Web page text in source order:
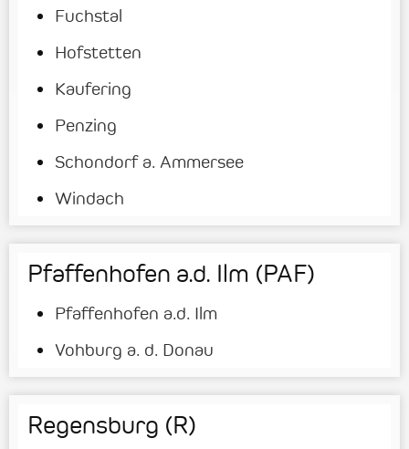
Fuchstal
Hofstetten
Kaufering
Penzing
Schondorf a. Ammersee
Windach
Pfaffenhofen a.d. Ilm (PAF)
Pfaffenhofen a.d. Ilm
Vohburg a. d. Donau
Regensburg (R)